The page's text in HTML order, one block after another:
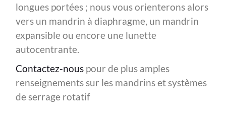
longues portées ; nous vous orienterons alors
vers un mandrin à diaphragme, un mandrin
expansible ou encore une lunette
autocentrante.
Contactez-nous pour de plus amples
renseignements sur les mandrins et systèmes
de serrage rotatif